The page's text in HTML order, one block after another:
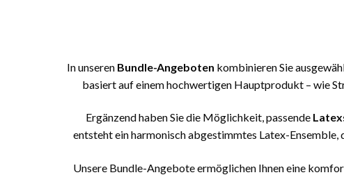
In unseren Bundle-Angeboten kombinieren Sie
basiert auf einem hochwertigen Hauptprodukt – wie
Ergänzend haben Sie die Möglichkeit, passende
entsteht ein harmonisch abgestimmtes Latex-
Unsere Bundle-Angebote ermöglichen Ihnen eine